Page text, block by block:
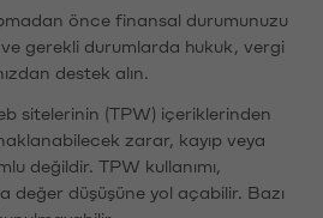
önce finansal durumunuzu
gerekli durumlarda hukuk, vergi
destek alın.
sitelerinin (TPW) içeriklerinden
zarar, kayıp veya
değildir. TPW kullanımı,
değer düşüşüne yol açabilir. Bazı